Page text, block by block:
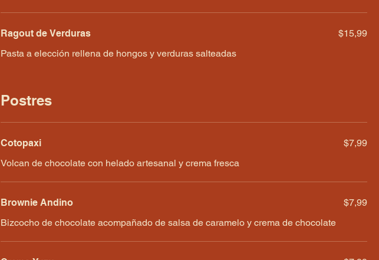
Ragout de Verduras
Pasta a elección rellena de hongos y verduras salteadas
$15,99
Postres
Cotopaxi
Volcan de chocolate con helado artesanal y crema fresca
$7,99
Brownie Andino
Bizcocho de chocolate acompañado de salsa de caramelo y crema de chocolate
$7,99